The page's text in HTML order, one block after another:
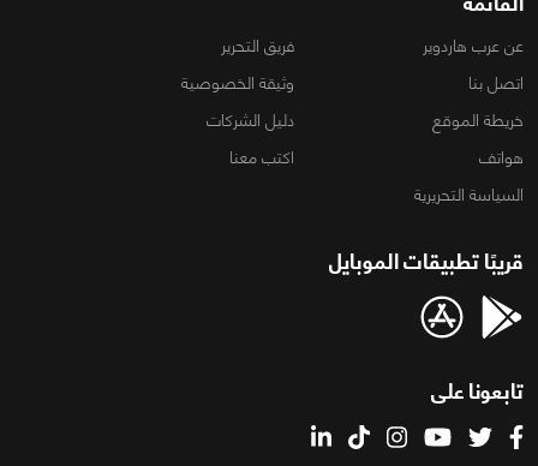
عن عرب هاردوير
فريق التحرير
اتصل بنا
وثيقة الخصوصية
خريطة الموقع
دليل الشركات
هواتف
اكتب معنا
السياسة التحريرية
قريبًا تطبيقات الموبايل
تابعونا على